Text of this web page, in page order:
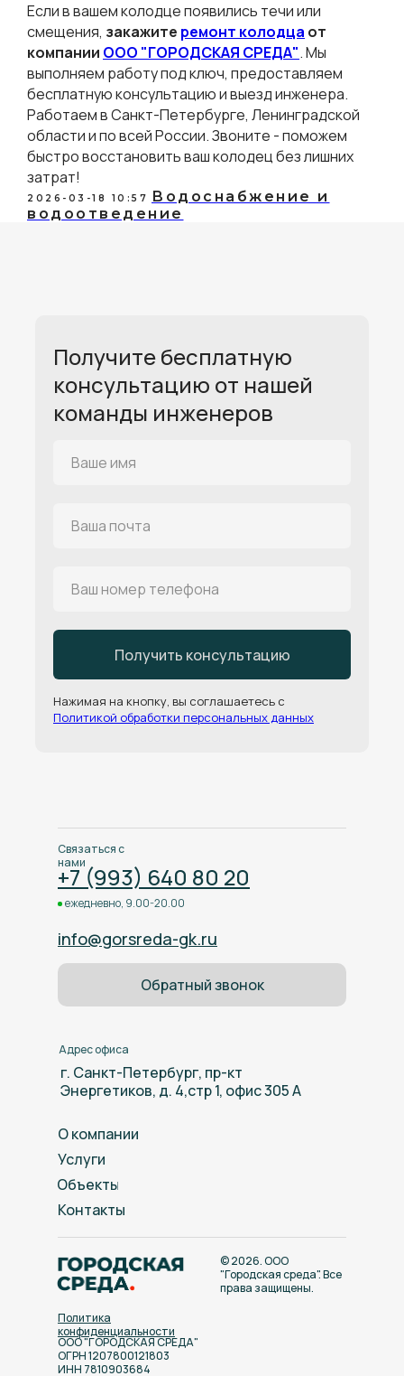
Если в вашем колодце появились течи или
смещения, закажите ремонт колодца от
компании ООО "ГОРОДСКАЯ СРЕДА". Мы
выполняем работу под ключ, предоставляем
бесплатную консультацию и выезд инженера.
Работаем в Санкт-Петербурге, Ленинградской
области и по всей России. Звоните - поможем
быстро восстановить ваш колодец без лишних
затрат!
2026-03-18 10:57
Водоснабжение и
водоотведение
Получите бесплатную
консультацию от нашей
команды инженеров
Получить консультацию
Нажимая на кнопку, вы соглашаетесь с
Политикой обработки персональных данных
+7 (993) 640 80 20
info@gorsreda-gk.ru
г. Санкт-Петербург, пр-кт
Энергетиков, д. 4,стр 1, офис 305 А
ООО "ГОРОДСКАЯ СРЕДА"
ОГРН 1207800121803
ИНН 7810903684
© 2026. ООО
"Городская среда". Все
права защищены.
Политика
конфиденциальности
О компании
Услуги
Объекты
Контакты
ежедневно, 9.00-20.00
Обратный звонок
Связаться с
нами
Адрес офиса
Скидка 10%на все